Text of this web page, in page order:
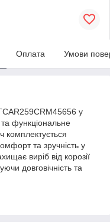
Оплата Умови
у
функціональне
комплектується
та зручність у
виріб від корозії
довговічність та